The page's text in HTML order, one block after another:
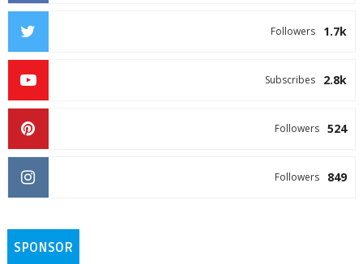
1.7k
Followers
2.8k
Subscribes
524
Followers
849
Followers
SPONSOR